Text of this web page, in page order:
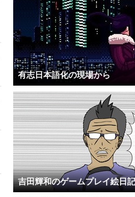
有志日本語化の現場から
吉田輝和のゲームプレイ絵日記